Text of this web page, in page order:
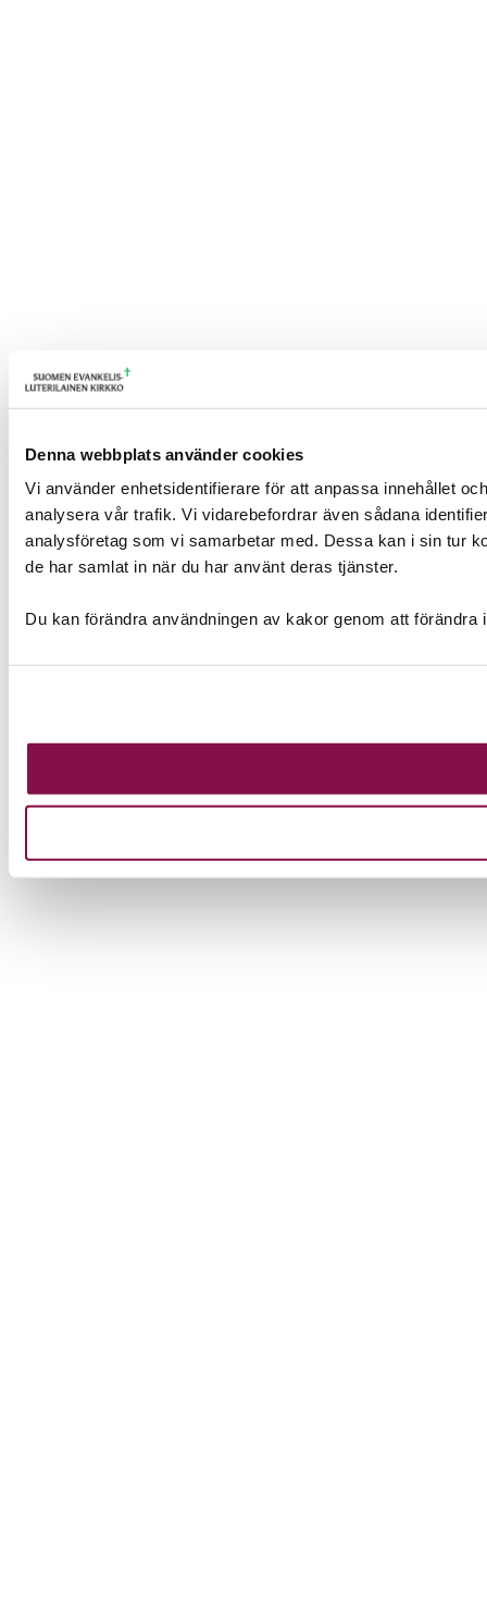
Denna webbplats använder cookies
Vi använder enhetsidentifierare för att anpassa innehållet
analysera vår trafik. Vi vidarebefordrar även sådana
analysföretag som vi samarbetar med. Dessa kan i sin tur
de har samlat in när du har använt deras tjänster.
Du kan förändra användningen av kakor genom att